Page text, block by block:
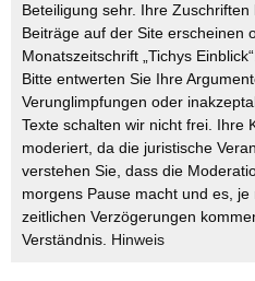
Beteiligung sehr. Ihre
Beiträge auf der Site erscheinen
Monatszeitschrift „Tichys
Bitte entwerten Sie Ihre
Verunglimpfungen oder
Texte schalten wir nicht frei. Ihre
moderiert, da die juristische
verstehen Sie, dass die
morgens Pause macht und es, je
zeitlichen Verzögerungen
Verständnis. Hinweis